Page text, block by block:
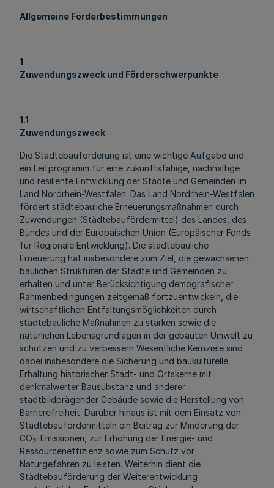
Allgemeine Förderbestimmungen
1
Zuwendungszweck und Förderschwerpunkte
1.1
Zuwendungszweck
Die Städtebauförderung ist eine wichtige Aufgabe und
ein Leitprogramm für eine zukunftsfähige, nachhaltige
und resiliente Entwicklung der Städte und Gemeinden im
Land Nordrhein-Westfalen. Das Land Nordrhein-Westfalen
fördert städtebauliche Erneuerungsmaßnahmen durch
Zuwendungen (Städtebaufördermittel) des Landes, des
Bundes und der Europäischen Union (Europäischer Fonds
für Regionale Entwicklung). Die städtebauliche
Erneuerung hat insbesondere zum Ziel, die gewachsenen
baulichen Strukturen der Städte und Gemeinden zu
erhalten und unter Berücksichtigung demografischer
Rahmenbedingungen zeitgemäß fortzuentwickeln, die
wirtschaftlichen Entfaltungsmöglichkeiten durch
städtebauliche Maßnahmen zu stärken sowie die
natürlichen Lebensgrundlagen in der gebauten Umwelt zu
schützen und zu verbessern Wesentliche Kernziele sind
dabei insbesondere die Sicherung und baukulturelle
Erhaltung historischer Stadt- und Ortskerne mit
denkmalwerter Bausubstanz und anderer
stadtbildprägender Gebäude sowie die Herstellung von
Barrierefreiheit. Darüber hinaus ist mit dem Einsatz von
Städtebaufördermitteln ein Beitrag zur Minderung der
CO2-Emissionen, zur Erhöhung der Energie- und
Ressourceneffizienz sowie zum Schutz vor
Naturgefahren zu leisten. Weiterhin dient die
Städtebauförderung der Weiterentwicklung